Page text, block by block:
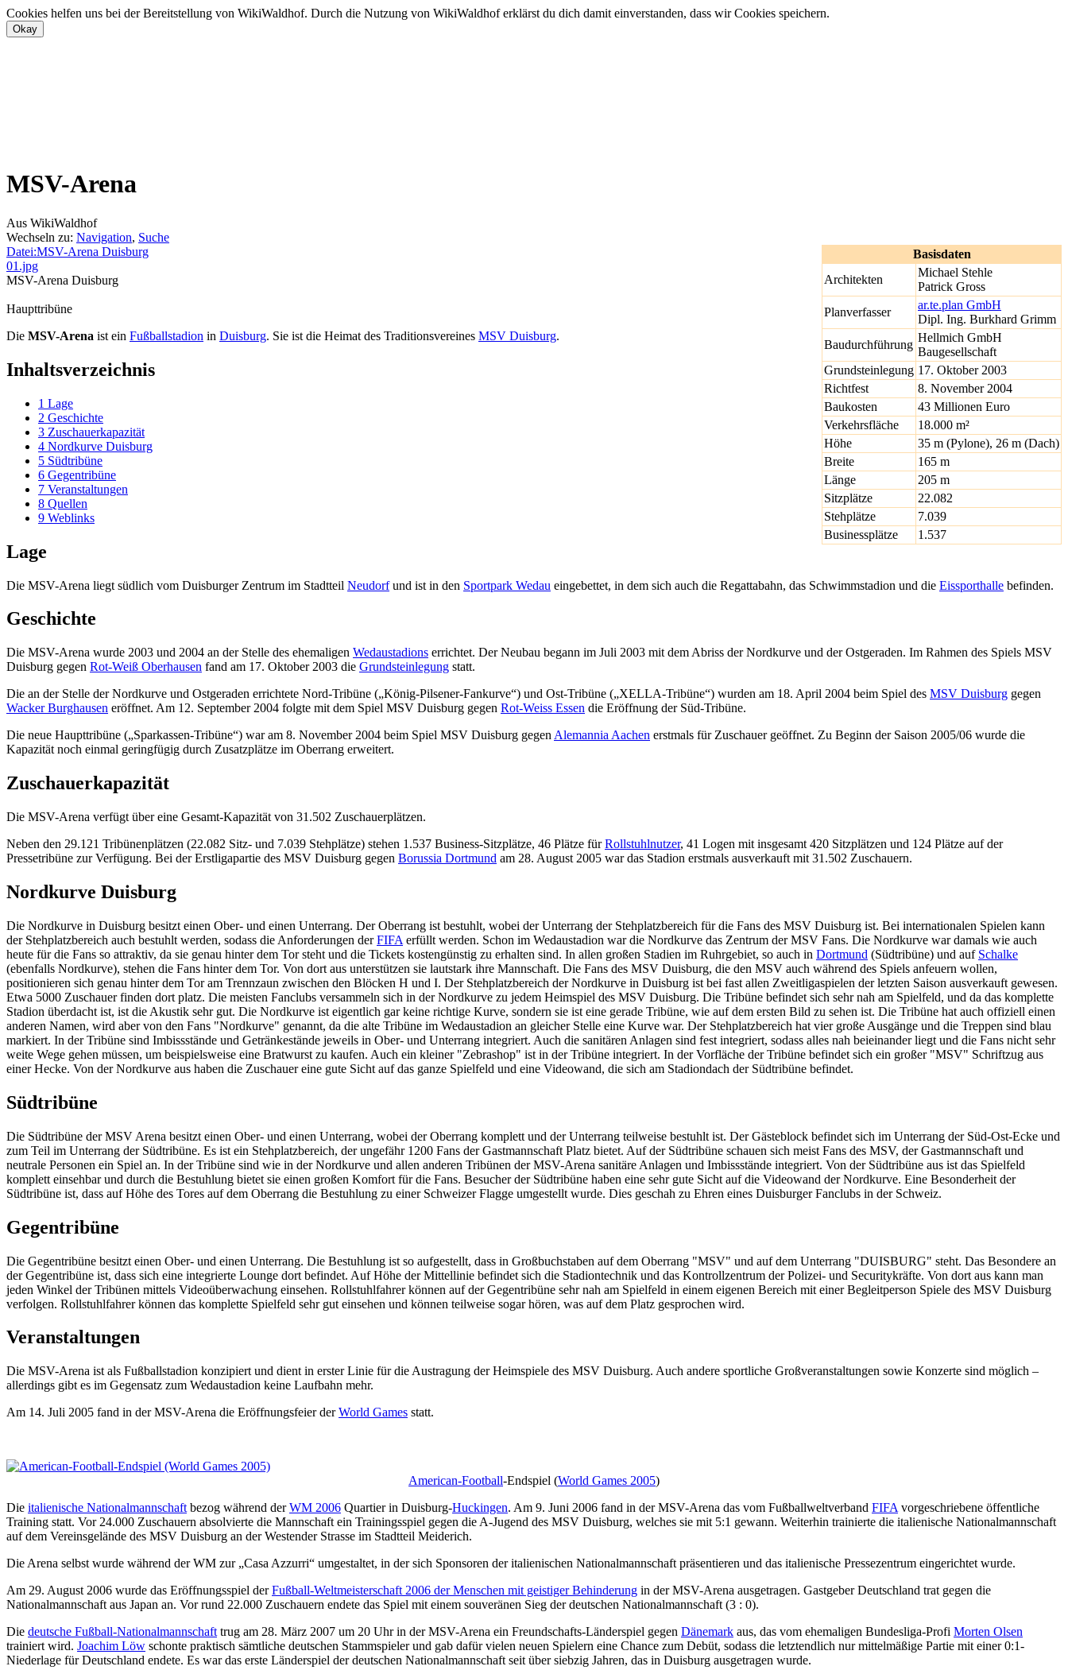
Cookies helfen uns bei der Bereitstellung von WikiWaldhof. Durch die Nutzung von WikiWaldhof erklärst du dich damit einverstanden, dass wir Cookies speichern.
MSV-Arena
Aus WikiWaldhof
Wechseln zu: Navigation, Suche
Basisdaten
Architekten
Michael Stehle
Patrick Gross
Planverfasser
ar.te.plan GmbH
Dipl. Ing. Burkhard Grimm
Baudurchführung
Hellmich GmbH
Baugesellschaft
Grundsteinlegung 17. Oktober 2003
Richtfest
8. November 2004
Baukosten
43 Millionen Euro
Verkehrsfläche
18.000 m²
Höhe
35 m (Pylone), 26 m (Dach)
Breite
165 m
Länge
205 m
Sitzplätze
22.082
Stehplätze
7.039
Businessplätze
1.537
Datei:MSV-Arena Duisburg
01.jpg
MSV-Arena Duisburg
Haupttribüne
Die MSV-Arena ist ein Fußballstadion in Duisburg. Sie ist die Heimat des Traditionsvereines MSV Duisburg.
Inhaltsverzeichnis
1 Lage
2 Geschichte
3 Zuschauerkapazität
4 Nordkurve Duisburg
5 Südtribüne
6 Gegentribüne
7 Veranstaltungen
8 Quellen
9 Weblinks
Lage
Die MSV-Arena liegt südlich vom Duisburger Zentrum im Stadtteil Neudorfund ist in den Sportpark Wedau eingebettet, in dem sich auch die Regattabahn, das Schwimmstadion und die Eissporthalle befinden.
Geschichte
Die MSV-Arena wurde 2003 und 2004 an der Stelle des ehemaligen Wedaustadions errichtet. Der Neubau begann im Juli 2003 mit dem Abriss der Nordkurve und der Ostgeraden. Im Rahmen des Spiels MSV
Duisburg gegen Rot-Weiß Oberhausen fand am 17. Oktober 2003 die Grundsteinlegung statt.
Die an der Stelle der Nordkurve und Ostgeraden errichtete Nord-Tribüne („König-Pilsener-Fankurve“) und Ost-Tribüne („XELLA-Tribüne“) wurden am 18. April 2004 beim Spiel des MSV Duisburg gegen
Wacker Burghausen eröffnet. Am 12. September 2004 folgte mit dem Spiel MSV Duisburg gegen Rot-Weiss Essen die Eröffnung der Süd-Tribüne.
Die neue Haupttribüne („Sparkassen-Tribüne“) war am 8. November 2004 beim Spiel MSV Duisburg gegen Alemannia Aachen erstmals für Zuschauer geöffnet. Zu Beginn der Saison 2005/06 wurde die
Kapazität noch einmal geringfügig durch Zusatzplätze im Oberrang erweitert.
Zuschauerkapazität
Die MSV-Arena verfügt über eine Gesamt-Kapazität von 31.502 Zuschauerplätzen.
Neben den 29.121 Tribünenplätzen (22.082 Sitz- und 7.039 Stehplätze) stehen 1.537 Business-Sitzplätze, 46 Plätze fürRollstuhlnutzer, 41 Logen mit insgesamt 420 Sitzplätzen und 124 Plätze auf der
Pressetribüne zur Verfügung. Bei der Erstligapartie des MSV Duisburg gegen Borussia Dortmund am 28. August 2005 war das Stadion erstmals ausverkauft mit 31.502 Zuschauern.
Nordkurve Duisburg
Die Nordkurve in Duisburg besitzt einen Ober- und einen Unterrang. Der Oberrang ist bestuhlt, wobei der Unterrang der Stehplatzbereich für die Fans des MSV Duisburg ist. Bei internationalen Spielen kann
der Stehplatzbereich auch bestuhlt werden, sodass die Anforderungen derFIFA erfüllt werden. Schon im Wedaustadion war die Nordkurve das Zentrum der MSV Fans. Die Nordkurve war damals wie auch
heute für die Fans so attraktiv, da sie genau hinter dem Tor steht und die Tickets kostengünstig zu erhalten sind. In allen großen Stadien im Ruhrgebiet, so auch in Dortmund (Südtribüne) und auf Schalke
(ebenfalls Nordkurve), stehen die Fans hinter dem Tor. Von dort aus unterstützen sie lautstark ihre Mannschaft. Die Fans des MSV Duisburg, die den MSV auch während des Spiels anfeuern wollen,
positionieren sich genau hinter dem Tor am Trennzaun zwischen den Blöcken H und I. Der Stehplatzbereich der Nordkurve in Duisburg ist bei fast allen Zweitligaspielen der letzten Saison ausverkauft gewesen.
Etwa 5000 Zuschauer finden dort platz. Die meisten Fanclubs versammeln sich in der Nordkurve zu jedem Heimspiel des MSV Duisburg. Die Tribüne befindet sich sehr nah am Spielfeld, und da das komplette
Stadion überdacht ist, ist die Akustik sehr gut. Die Nordkurve ist eigentlich gar keine richtige Kurve, sondern sie ist eine gerade Tribüne, wie auf dem ersten Bild zu sehen ist. Die Tribüne hat auch offiziell einen
anderen Namen, wird aber von den Fans "Nordkurve" genannt, da die alte Tribüne im Wedaustadion an gleicher Stelle eine Kurve war. Der Stehplatzbereich hat vier große Ausgänge und die Treppen sind blau
markiert. In der Tribüne sind Imbissstände und Getränkestände jeweils in Ober- und Unterrang integriert. Auch die sanitären Anlagen sind fest integriert, sodass alles nah beieinander liegt und die Fans nicht sehr
weite Wege gehen müssen, um beispielsweise eine Bratwurst zu kaufen. Auch ein kleiner "Zebrashop" ist in der Tribüne integriert. In der Vorfläche der Tribüne befindet sich ein großer "MSV" Schriftzug aus
einer Hecke. Von der Nordkurve aus haben die Zuschauer eine gute Sicht auf das ganze Spielfeld und eine Videowand, die sich am Stadiondach der Südtribüne befindet.
Südtribüne
Die Südtribüne der MSV Arena besitzt einen Ober- und einen Unterrang, wobei der Oberrang komplett und der Unterrang teilweise bestuhlt ist. Der Gästeblock befindet sich im Unterrang der Süd-Ost-Ecke und
zum Teil im Unterrang der Südtribüne. Es ist ein Stehplatzbereich, der ungefähr 1200 Fans der Gastmannschaft Platz bietet. Auf der Südtribüne schauen sich meist Fans des MSV, der Gastmannschaft und
neutrale Personen ein Spiel an. In der Tribüne sind wie in der Nordkurve und allen anderen Tribünen der MSV-Arena sanitäre Anlagen und Imbissstände integriert. Von der Südtribüne aus ist das Spielfeld
komplett einsehbar und durch die Bestuhlung bietet sie einen großen Komfort für die Fans. Besucher der Südtribüne haben eine sehr gute Sicht auf die Videowand der Nordkurve. Eine Besonderheit der
Südtribüne ist, dass auf Höhe des Tores auf dem Oberrang die Bestuhlung zu einer Schweizer Flagge umgestellt wurde. Dies geschah zu Ehren eines Duisburger Fanclubs in der Schweiz.
Gegentribüne
Die Gegentribüne besitzt einen Ober- und einen Unterrang. Die Bestuhlung ist so aufgestellt, dass in Großbuchstaben auf dem Oberrang "MSV" und auf dem Unterrang "DUISBURG" steht. Das Besondere an
der Gegentribüne ist, dass sich eine integrierte Lounge dort befindet. Auf Höhe der Mittellinie befindet sich die Stadiontechnik und das Kontrollzentrum der Polizei- und Securitykräfte. Von dort aus kann man
jeden Winkel der Tribünen mittels Videoüberwachung einsehen. Rollstuhlfahrer können auf der Gegentribüne sehr nah am Spielfeld in einem eigenen Bereich mit einer Begleitperson Spiele des MSV Duisburg
verfolgen. Rollstuhlfahrer können das komplette Spielfeld sehr gut einsehen und können teilweise sogar hören, was auf dem Platz gesprochen wird.
Veranstaltungen
Die MSV-Arena ist als Fußballstadion konzipiert und dient in erster Linie für die Austragung der Heimspiele des MSV Duisburg. Auch andere sportliche Großveranstaltungen sowie Konzerte sind möglich –
allerdings gibt es im Gegensatz zum Wedaustadion keine Laufbahn mehr.
Am 14. Juli 2005 fand in der MSV-Arena die Eröffnungsfeier derWorld Games statt.
American-Football-Endspiel (World Games 2005)
Die italienische Nationalmannschaft bezog während derWM 2006 Quartier in Duisburg-Huckingen. Am 9. Juni 2006 fand in der MSV-Arena das vom Fußballweltverband FIFA vorgeschriebene öffentliche
Training statt. Vor 24.000 Zuschauern absolvierte die Mannschaft ein Trainingsspiel gegen die A-Jugend des MSV Duisburg, welches sie mit 5:1 gewann. Weiterhin trainierte die italienische Nationalmannschaft
auf dem Vereinsgelände des MSV Duisburg an der Westender Strasse im Stadtteil Meiderich.
Die Arena selbst wurde während der WM zur „Casa Azzurri“ umgestaltet, in der sich Sponsoren der italienischen Nationalmannschaft präsentieren und das italienische Pressezentrum eingerichtet wurde.
Am 29. August 2006 wurde das Eröffnungsspiel derFußball-Weltmeisterschaft 2006 der Menschen mit geistiger Behinderung in der MSV-Arena ausgetragen. Gastgeber Deutschland trat gegen die
Nationalmannschaft aus Japan an. Vor rund 22.000 Zuschauern endete das Spiel mit einem souveränen Sieg der deutschen Nationalmannschaft (3 : 0).
Die deutsche Fußball-Nationalmannschaft trug am 28. März 2007 um 20 Uhr in der MSV-Arena ein Freundschafts-Länderspiel gegen Dänemark aus, das vom ehemaligen Bundesliga-Profi Morten Olsen
trainiert wird. Joachim Löw schonte praktisch sämtliche deutschen Stammspieler und gab dafür vielen neuen Spielern eine Chance zum Debüt, sodass die letztendlich nur mittelmäßige Partie mit einer 0:1-
Niederlage für Deutschland endete. Es war das erste Länderspiel der deutschen Nationalmannschaft seit über siebzig Jahren, das in Duisburg ausgetragen wurde.